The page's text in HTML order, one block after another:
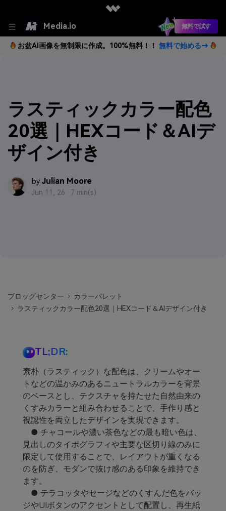
Media.io 無料で試す
お盆AI画像を無制限に作成。100%無料！！ 無料で始める→
ラスティックカラー配色
20選｜HEXコード＆AIデ
ザイン付き
by Julian Moore
Jun 11, 26 · 7 min(s)
ブロッグセンター
カラーパレット
ラスティックカラー配色20選｜HEXコード＆AIデザイン付き
TL;DR:
素朴（ラスティック）な配色は、クリームやオー
トなどの温かみのあるニュートラルカラーを背景
のベースとし、テクスチャを持たせた自然由来の
くすみカラーと組み合わせることで、手作り感と
視認性を両立したデザインを実現できます。
● チャコールや濃い茶色などの最も暗い色は、
見出しのタイポグラフィや主要な区切り線のみに
限定して使用することで、レイアウトが重くなる
のを防ぎ、モダンで抜け感のある印象を維持でき
ます。
● テラコッタやセージなどのくすんだ色をバッ
ジやUIボタンのアクセントとして配置し、再生紙